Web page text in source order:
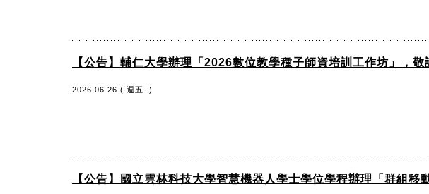
【公告】輔仁大學辦理「2026數位教學種子師資培訓工作坊」，
2026.06.26 ( 週五. )
【公告】國立雲林科技大學智慧機器人學士學位學程辦理「群組